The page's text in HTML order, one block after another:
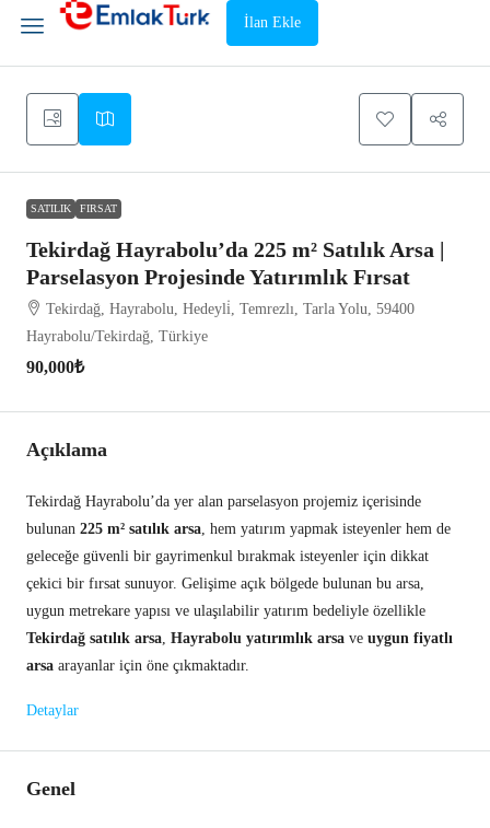
İlan Ekle
SATILIK FIRSAT
Tekirdağ Hayrabolu’da 225 m² Satılık Arsa |
Parselasyon Projesinde Yatırımlık Fırsat
Tekirdağ, Hayrabolu, Hedeyli̇, Temrezlı, Tarla Yolu, 59400
Hayrabolu/Tekirdağ, Türkiye
90,000₺
Açıklama
Tekirdağ Hayrabolu’da yer alan parselasyon projemiz içerisinde
bulunan 225 m² satılık arsa, hem yatırım yapmak isteyenler hem de
geleceğe güvenli bir gayrimenkul bırakmak isteyenler için dikkat
çekici bir fırsat sunuyor. Gelişime açık bölgede bulunan bu arsa,
uygun metrekare yapısı ve ulaşılabilir yatırım bedeliyle özellikle
Tekirdağ satılık arsa, Hayrabolu yatırımlık arsa ve uygun fiyatlı
arsa arayanlar için öne çıkmaktadır.
Detaylar
Genel